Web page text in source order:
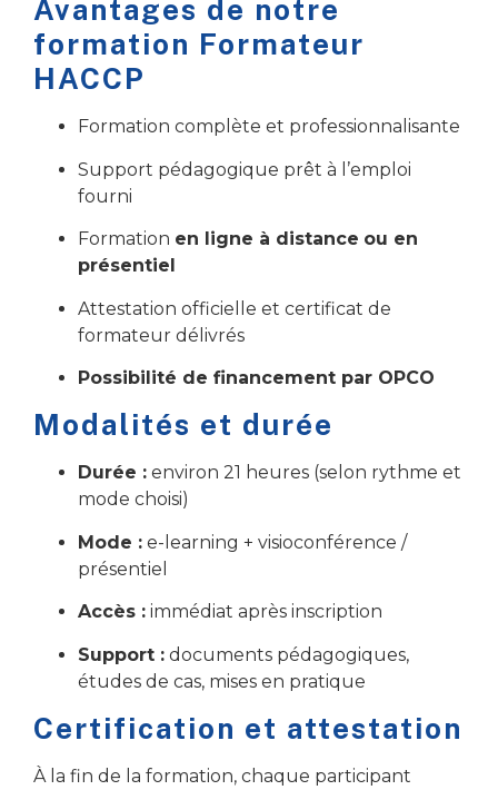
Avantages de notre
formation Formateur
HACCP
Formation complète et professionnalisante
Support pédagogique prêt à l’emploi
fourni
Formation en ligne à distance ou en
présentiel
Attestation officielle et certificat de
formateur délivrés
Possibilité de financement par OPCO
Modalités et durée
Durée : environ 21 heures (selon rythme et
mode choisi)
Mode : e-learning + visioconférence /
présentiel
Accès : immédiat après inscription
Support : documents pédagogiques,
études de cas, mises en pratique
Certification et attestation
À la fin de la formation, chaque participant